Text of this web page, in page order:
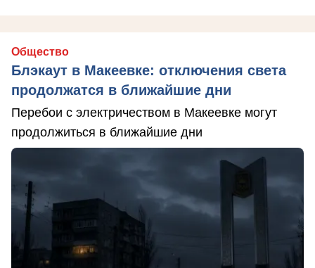
Общество
Блэкаут в Макеевке: отключения света
продолжатся в ближайшие дни
Перебои с электричеством в Макеевке могут
продолжиться в ближайшие дни